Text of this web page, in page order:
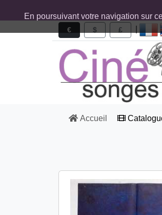
En poursuivant votre navigation sur
€ $ £
Accueil